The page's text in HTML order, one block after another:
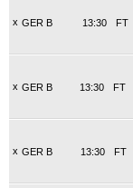
x GER B FT
13:30
x GER B FT
13:30
x GER B FT
13:30